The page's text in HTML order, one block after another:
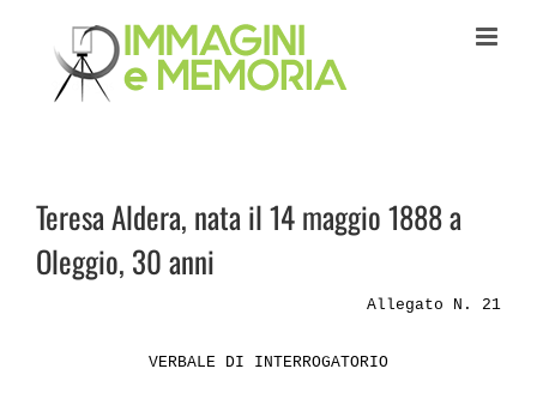
contenuto
Teresa Aldera, nata il 14 maggio 1888 a
Oleggio, 30 anni
Allegato N. 21
VERBALE DI INTERROGATORIO